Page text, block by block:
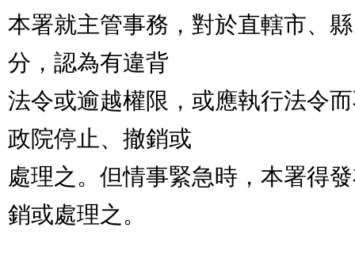
本署就主管事務，對於直轄市、
分，認為有違背
法令或逾越權限，或應執行法令
政院停止、撤銷或
處理之。但情事緊急時，本署得
銷或處理之。